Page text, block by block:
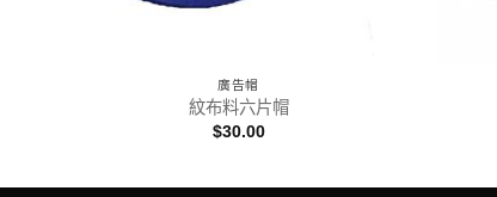
廣告帽
紋布料六片帽
$30.00